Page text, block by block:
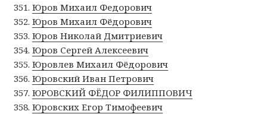
Юров Михаил Федорович
Юров Михаил Фёдорович
Юров Николай Дмитриевич
Юров Сергей Алексеевич
Юровлев Михаил Фёдорович
Юровский Иван Петрович
ЮРОВСКИЙ ФЁДОР ФИЛИППОВИЧ
Юровских Егор Тимофеевич